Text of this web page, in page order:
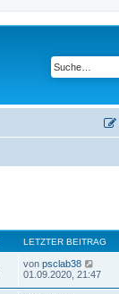
LETZTER BEITRAG
von psclab38
01.09.2020, 21:47